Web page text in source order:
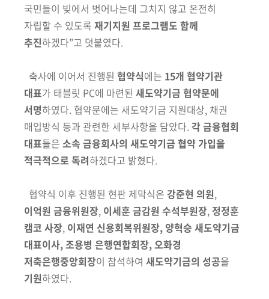
국민들이 빚에서 벗어나는데 그치지 않고 온전히
자립할 수 있도록 재기지원 프로그램도 함께
추진하겠다”고 덧붙였다.
축사에 이어서 진행된 협약식에는 15개 협약기관
대표가 태블릿 PC에 마련된 새도약기금 협약문에
서명하였다. 협약문에는 새도약기금 지원대상, 채권
매입방식 등과 관련한 세부사항을 담았다. 각 금융협회
대표들은 소속 금융회사의 새도약기금 협약 가입을
적극적으로 독려하겠다고 밝혔다.
협약식 이후 진행된 현판 제막식은 강준현 의원,
이억원 금융위원장, 이세훈 금감원 수석부원장, 정정훈
캠코 사장, 이재연 신용회복위원장, 양혁승 새도약기금
대표이사, 조용병 은행연합회장, 오화경
저축은행중앙회장이 참석하여 새도약기금의 성공을
기원하였다.